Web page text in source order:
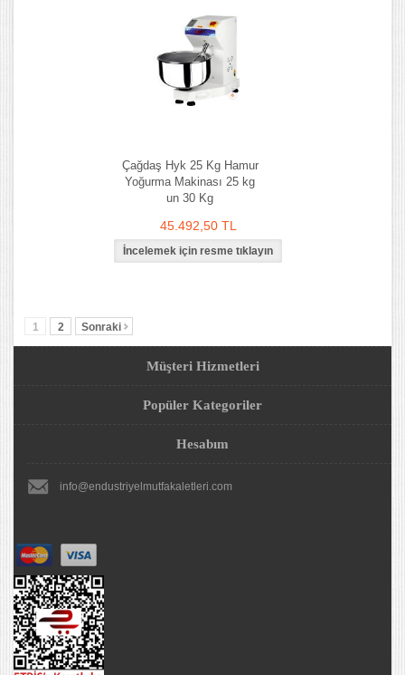
Çağdaş Hyk 25 Kg Hamur
Yoğurma Makinası 25 kg
un 30 Kg
45.492,50 TL
1 2 Sonraki
Müşteri Hizmetleri
Popüler Kategoriler
Hesabım
info@endustriyelmutfakaletleri.com